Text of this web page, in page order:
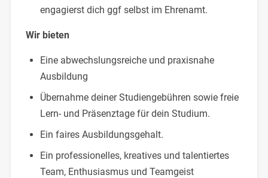
engagierst dich ggf selbst im Ehrenamt.
Wir bieten
Eine abwechslungsreiche und praxisnahe
Ausbildung
Übernahme deiner Studiengebühren sowie freie
Lern- und Präsenztage für dein Studium.
Ein faires Ausbildungsgehalt.
Ein professionelles, kreatives und talentiertes
Team, Enthusiasmus und Teamgeist